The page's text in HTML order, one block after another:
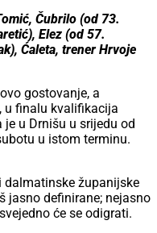
Čubrilo (od 73.
Elez (od 57.
Ćaleta, trener Hrvoje
gostovanje, a
u finalu kvalifikacija
u Drnišu u srijedu od
u istom terminu.
dalmatinske županijske
jasno definirane; nejasno
će se odigrati.